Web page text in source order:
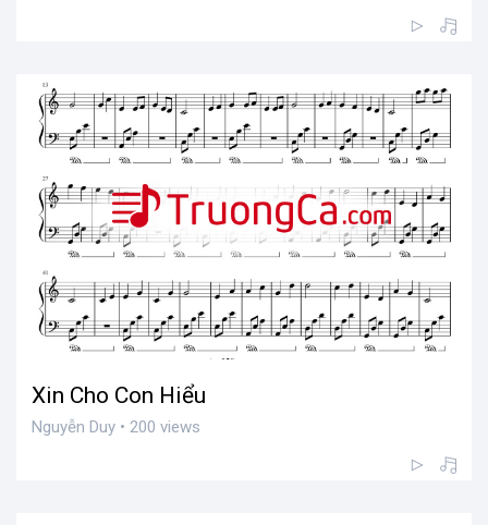
Xin Cho Con Hiểu
Nguyễn Duy • 200 views